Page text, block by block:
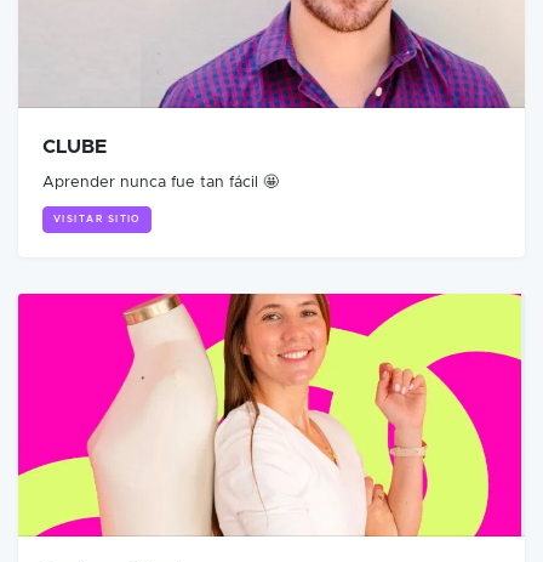
CLUBE
Aprender nunca fue tan fácil 🤩
VISITAR SITIO